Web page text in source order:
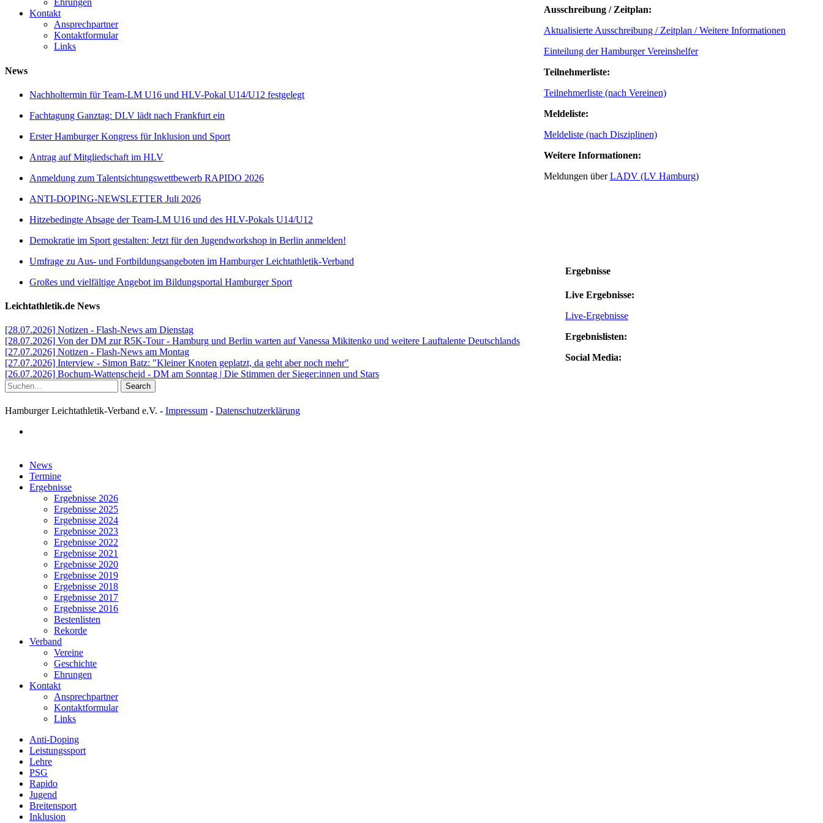
Ausschreibung / Zeitplan:
Aktualisierte Ausschreibung / Zeitplan / Weitere Informationen
Einteilung der Hamburger Vereinshelfer
Teilnehmerliste:
Teilnehmerliste (nach Vereinen)
Meldeliste:
Meldeliste (nach Disziplinen)
Weitere Informationen:
Meldungen überLADV (LV Hamburg)
Ergebnisse
Live Ergebnisse:
Live-Ergebnisse
Ergebnislisten:
Social Media:
Ehrungen
Kontakt
Ansprechpartner
Kontaktformular
Links
News
Nachholtermin für Team-LM U16 und HLV-Pokal U14/U12 festgelegt
Fachtagung Ganztag: DLV lädt nach Frankfurt ein
Erster Hamburger Kongress für Inklusion und Sport
Antrag auf Mitgliedschaft im HLV
Anmeldung zum Talentsichtungswettbewerb RAPIDO 2026
ANTI-DOPING-NEWSLETTER Juli 2026
Hitzebedingte Absage der Team-LM U16 und des HLV-Pokals U14/U12
Demokratie im Sport gestalten: Jetzt für den Jugendworkshop in Berlin anmelden!
Umfrage zu Aus- und Fortbildungsangeboten im Hamburger Leichtathletik-Verband
Großes und vielfältige Angebot im Bildungsportal Hamburger Sport
Leichtathletik.de News
[28.07.2026] Notizen - Flash-News am Dienstag
[28.07.2026] Von der DM zur R5K-Tour - Hamburg und Berlin warten auf Vanessa Mikitenko und weitere Lauftalente Deutschlands
[27.07.2026] Notizen - Flash-News am Montag
[27.07.2026] Interview - Simon Batz: "Kleiner Knoten geplatzt, da geht aber noch mehr"
[26.07.2026] Bochum-Wattenscheid - DM am Sonntag | Die Stimmen der Sieger:innen und Stars
Search
Hamburger Leichtathletik-Verband e.V. - Impressum - Datenschutzerklärung
Close
Menu
News
Termine
Ergebnisse
Ergebnisse 2026
Ergebnisse 2025
Ergebnisse 2024
Ergebnisse 2023
Ergebnisse 2022
Ergebnisse 2021
Ergebnisse 2020
Ergebnisse 2019
Ergebnisse 2018
Ergebnisse 2017
Ergebnisse 2016
Bestenlisten
Rekorde
Verband
Vereine
Geschichte
Ehrungen
Kontakt
Ansprechpartner
Kontaktformular
Links
Anti-Doping
Leistungssport
Lehre
PSG
Rapido
Jugend
Breitensport
Inklusion